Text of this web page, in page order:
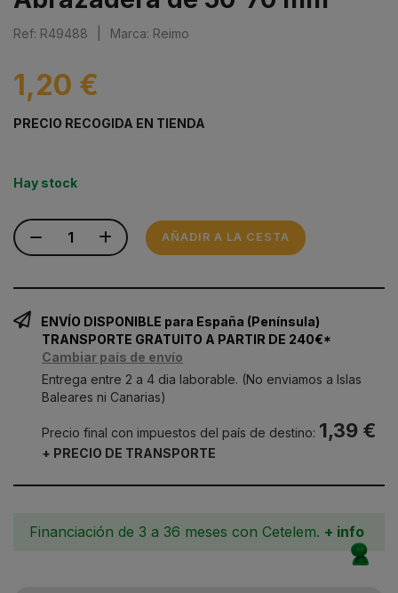
Ref: R49488 Marca: Reimo
1,20 €
PRECIO RECOGIDA EN TIENDA
Hay stock
AÑADIR A LA CESTA
ENVÍO DISPONIBLE para España (Península)
TRANSPORTE GRATUITO A PARTIR DE 240€*
Cambiar país de envío
Entrega entre 2 a 4 dia laborable. (No enviamos a Islas
Baleares ni Canarias)
Precio final con impuestos del país de destino: 1,39 €
+ PRECIO DE TRANSPORTE
Financiación de 3 a 36 meses con Cetelem. + info